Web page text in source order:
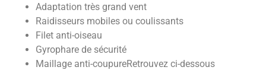
Adaptation très grand vent
Raidisseurs mobiles ou coulissants
Filet anti-oiseau
Gyrophare de sécurité
Maillage anti-coupureRetrouvez ci-dessous